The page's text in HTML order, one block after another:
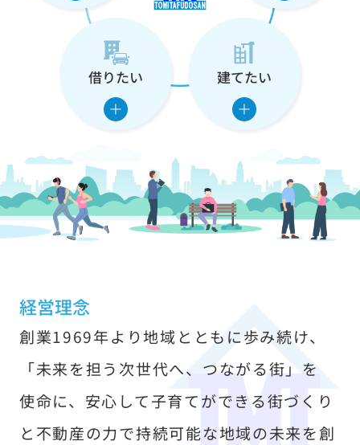
え
ま
す
借りたい 建てたい
経営理念
創業1969年より地域とともに歩み続け、
「未来を担う次世代へ、つながる街」を
使命に、安心して子育てができる街づくり
と不動産の力で持続可能な地域の未来を創